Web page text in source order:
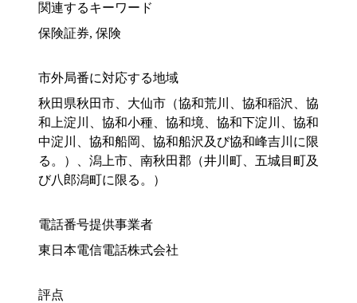
関連するキーワード
保険証券, 保険
市外局番に対応する地域
秋田県秋田市、大仙市（協和荒川、協和稲沢、協
和上淀川、協和小種、協和境、協和下淀川、協和
中淀川、協和船岡、協和船沢及び協和峰吉川に限
る。）、潟上市、南秋田郡（井川町、五城目町及
び八郎潟町に限る。）
電話番号提供事業者
東日本電信電話株式会社
評点